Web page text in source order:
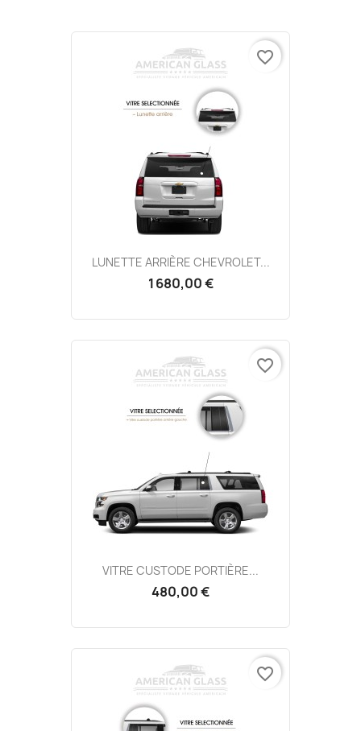
LUNETTE ARRIÈRE CHEVROLET...
1 680,00 €
favorite_border
VITRE CUSTODE PORTIÈRE...
480,00 €
favorite_border
favorite_border